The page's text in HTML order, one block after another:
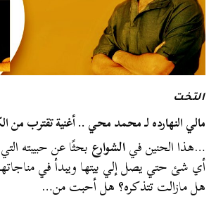
التخت
مالي النهارده لـ محمد محي .. أغنية تقترب من
…هذا الحنين فيالشوارعبحثًا عن حبيبته
أي شئ حتي يصل إلي بيتها ويبدأ في
هل مازالت تتذكره؟ هل أحبت من…